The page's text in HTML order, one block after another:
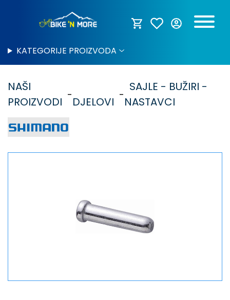
KATEGORIJE PROIZVODA
NAŠI
PROIZVODI
DJELOVI
SAJLE - BUŽIRI -
NASTAVCI